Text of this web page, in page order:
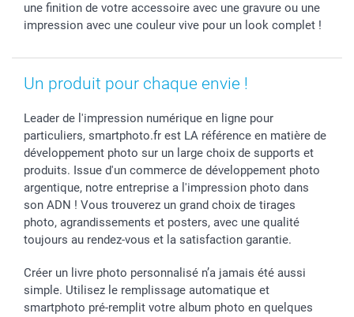
une finition de votre accessoire avec une gravure ou une
impression avec une couleur vive pour un look complet !
Un produit pour chaque envie !
Leader de l'impression numérique en ligne pour
particuliers, smartphoto.fr est LA référence en matière de
développement photo sur un large choix de supports et
produits. Issue d'un commerce de développement photo
argentique, notre entreprise a l'impression photo dans
son ADN ! Vous trouverez un grand choix de tirages
photo, agrandissements et posters, avec une qualité
toujours au rendez-vous et la satisfaction garantie.
Créer un livre photo personnalisé n’a jamais été aussi
simple. Utilisez le remplissage automatique et
smartphoto pré-remplit votre album photo en quelques